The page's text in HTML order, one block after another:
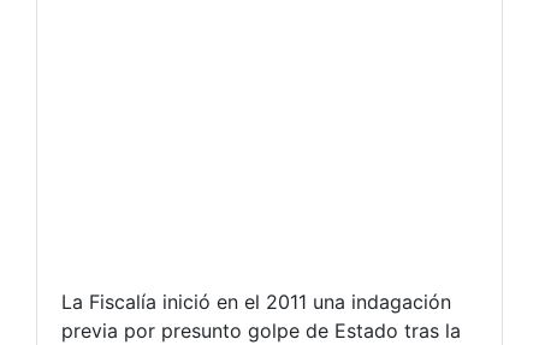
La Fiscalía inició en el 2011 una indagación
previa por presunto golpe de Estado tras la